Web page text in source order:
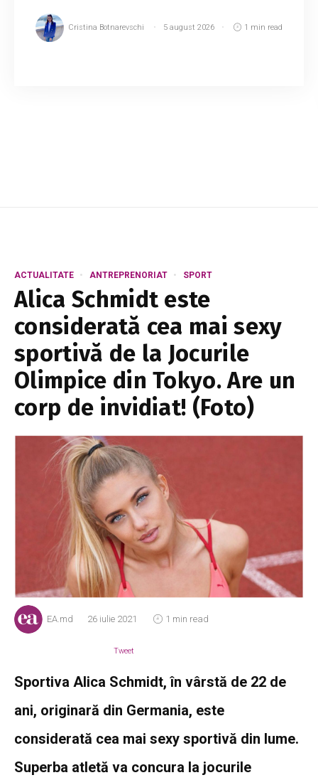
Cristina Botnarevschi 5 august 2026 1 min read
ACTUALITATE ANTREPRENORIAT SPORT
Alica Schmidt este
considerată cea mai sexy
sportivă de la Jocurile
Olimpice din Tokyo. Are un
corp de invidiat! (Foto)
EA.md 26 iulie 2021 1 min read
Tweet
Sportiva Alica Schmidt, în vârstă de 22 de
ani, originară din Germania, este
considerată cea mai sexy sportivă din lume.
Superba atletă va concura la jocurile